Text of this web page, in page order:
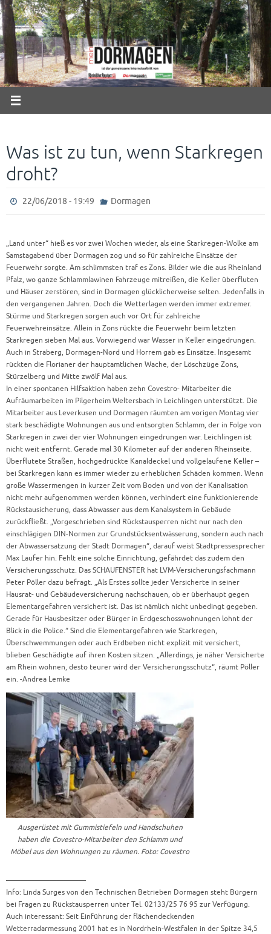
Zum
Inhalt
springen
Was ist zu tun, wenn Starkregen
droht?
22/06/2018 - 19:49 Dormagen
„Land unter“ hieß es vor zwei Wochen wieder, als eine Starkregen-Wolke am
Samstagabend über Dormagen zog und so für zahlreiche Einsätze der
Feuerwehr sorgte. Am schlimmsten traf es Zons. Bilder wie die aus Rheinland
Pfalz, wo ganze Schlammlawinen Fahrzeuge mitreißen, die Keller überfluten
und Häuser zerstören, sind in Dormagen glücklicherweise selten. Jedenfalls in
den vergangenen Jahren. Doch die Wetterlagen werden immer extremer.
Stürme und Starkregen sorgen auch vor Ort für zahlreiche
Feuerwehreinsätze. Allein in Zons rückte die Feuerwehr beim letzten
Starkregen sieben Mal aus. Vorwiegend war Wasser in Keller eingedrungen.
Auch in Straberg, Dormagen-Nord und Horrem gab es Einsätze. Insgesamt
rückten die Florianer der hauptamtlichen Wache, der Löschzüge Zons,
Stürzelberg und Mitte zwölf Mal aus.
In einer spontanen Hilfsaktion haben zehn Covestro- Mitarbeiter die
Aufräumarbeiten im Pilgerheim Weltersbach in Leichlingen unterstützt. Die
Mitarbeiter aus Leverkusen und Dormagen räumten am vorigen Montag vier
stark beschädigte Wohnungen aus und entsorgten Schlamm, der in Folge von
Starkregen in zwei der vier Wohnungen eingedrungen war. Leichlingen ist
nicht weit entfernt. Gerade mal 30 Kilometer auf der anderen Rheinseite.
Überflutete Straßen, hochgedrückte Kanaldeckel und vollgelaufene Keller –
bei Starkregen kann es immer wieder zu erheblichen Schäden kommen. Wenn
große Wassermengen in kurzer Zeit vom Boden und von der Kanalisation
nicht mehr aufgenommen werden können, verhindert eine funktionierende
Rückstausicherung, dass Abwasser aus dem Kanalsystem in Gebäude
zurückfließt. „Vorgeschrieben sind Rückstausperren nicht nur nach den
einschlägigen DIN-Normen zur Grundstücksentwässerung, sondern auch nach
der Abwassersatzung der Stadt Dormagen“, darauf weist Stadtpressesprecher
Max Laufer hin. Fehlt eine solche Einrichtung, gefährdet das zudem den
Versicherungsschutz. Das SCHAUFENSTER hat LVM-Versicherungsfachmann
Peter Pöller dazu befragt. „Als Erstes sollte jeder Versicherte in seiner
Hausrat- und Gebäudeversicherung nachschauen, ob er überhaupt gegen
Elementargefahren versichert ist. Das ist nämlich nicht unbedingt gegeben.
Gerade für Hausbesitzer oder Bürger in Erdgeschosswohnungen lohnt der
Blick in die Police.“ Sind die Elementargefahren wie Starkregen,
Überschwemmungen oder auch Erdbeben nicht explizit mit versichert,
blieben Geschädigte auf ihren Kosten sitzen. „Allerdings, je näher Versicherte
am Rhein wohnen, desto teurer wird der Versicherungsschutz“, räumt Pöller
ein. -Andrea Lemke
Ausgerüstet mit Gummistiefeln und Handschuhen
haben die Covestro-Mitarbeiter den Schlamm und
Möbel aus den Wohnungen zu räumen. Foto: Covestro
———————————
Info: Linda Surges von den Technischen Betrieben Dormagen steht Bürgern
bei Fragen zu Rückstausperren unter Tel. 02133/25 76 95 zur Verfügung.
Auch interessant: Seit Einführung der flächendeckenden
Wetterradarmessung 2001 hat es in Nordrhein-Westfalen in der Spitze 34,5